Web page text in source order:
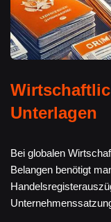
Unterlagen
Bei globalen
Belangen benötigt